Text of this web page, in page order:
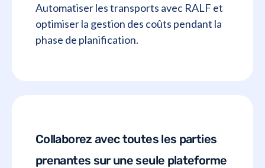
Automatiser les transports avec RALF et
optimiser la gestion des coûts pendant la
phase de planification.
Collaborez avec toutes les parties
prenantes sur une seule plateforme